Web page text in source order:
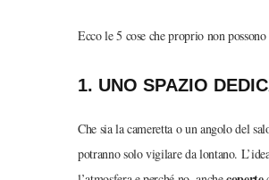
Ecco le 5 cose che proprio non possono
1. UNO SPAZIO
Che sia la cameretta o un angolo del
potranno solo vigilare da lontano.